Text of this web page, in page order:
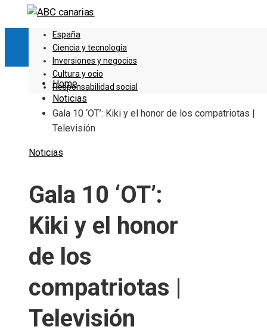
España
Ciencia y tecnología
Inversiones y negocios
Cultura y ocio
Responsabilidad social
Home
Noticias
Gala 10 ‘OT’: Kiki y el honor de los compatriotas |
Televisión
Noticias
Gala 10 ‘OT’:
Kiki y el honor
de los
compatriotas |
Televisión